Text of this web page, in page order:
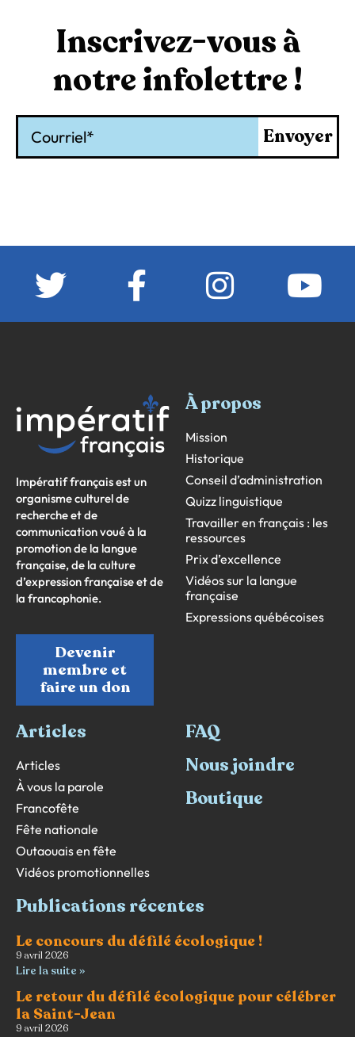
Inscrivez-vous à
notre infolettre !
Envoyer
Impératif français est un
organisme culturel de
recherche et de
communication voué à la
promotion de la langue
française, de la culture
d’expression française et de
la francophonie.
Devenir
membre et
faire un don
À propos
Mission
Historique
Conseil d’administration
Quizz linguistique
Travailler en français : les
ressources
Prix d’excellence
Vidéos sur la langue
française
Expressions québécoises
Articles
Articles
À vous la parole
Francofête
Fête nationale
Outaouais en fête
Vidéos promotionnelles
FAQ
Nous joindre
Boutique
Publications récentes
Le concours du défilé écologique !
9 avril 2026
Lire la suite »
Le retour du défilé écologique pour célébrer
la Saint-Jean
9 avril 2026